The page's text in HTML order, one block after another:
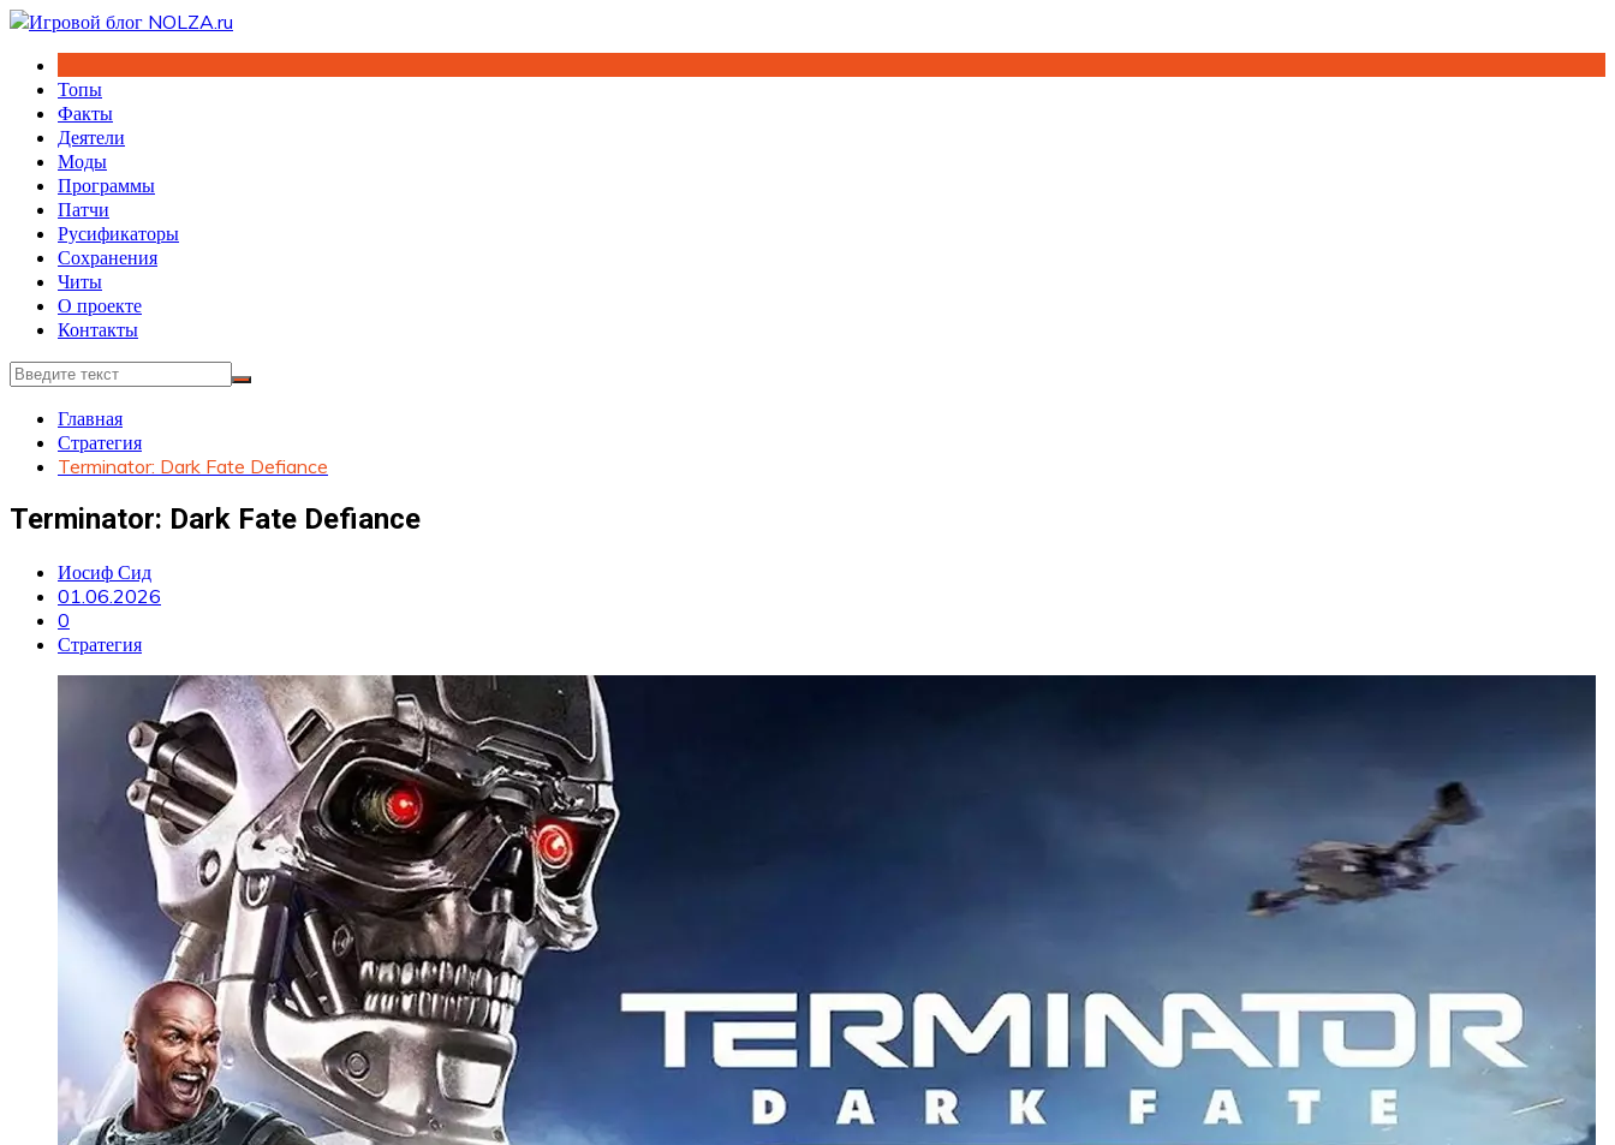
Перейти
содержимому
Топы
Факты
Деятели
Моды
Программы
Патчи
Русификаторы
Сохранения
Читы
О проекте
Контакты
Главная
Стратегия
Terminator: Dark Fate Defiance
Terminator: Dark Fate Defiance
Иосиф Сид
01.06.2026
0
Стратегия